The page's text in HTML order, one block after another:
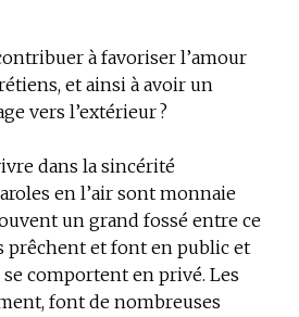
à favoriser l’amour
et ainsi à avoir un
vers l’extérieur ?
dans la sincérité
en l’air sont monnaie
un grand fossé entre ce
prêchent et font en public et
comportent en privé. Les
font de nombreuses